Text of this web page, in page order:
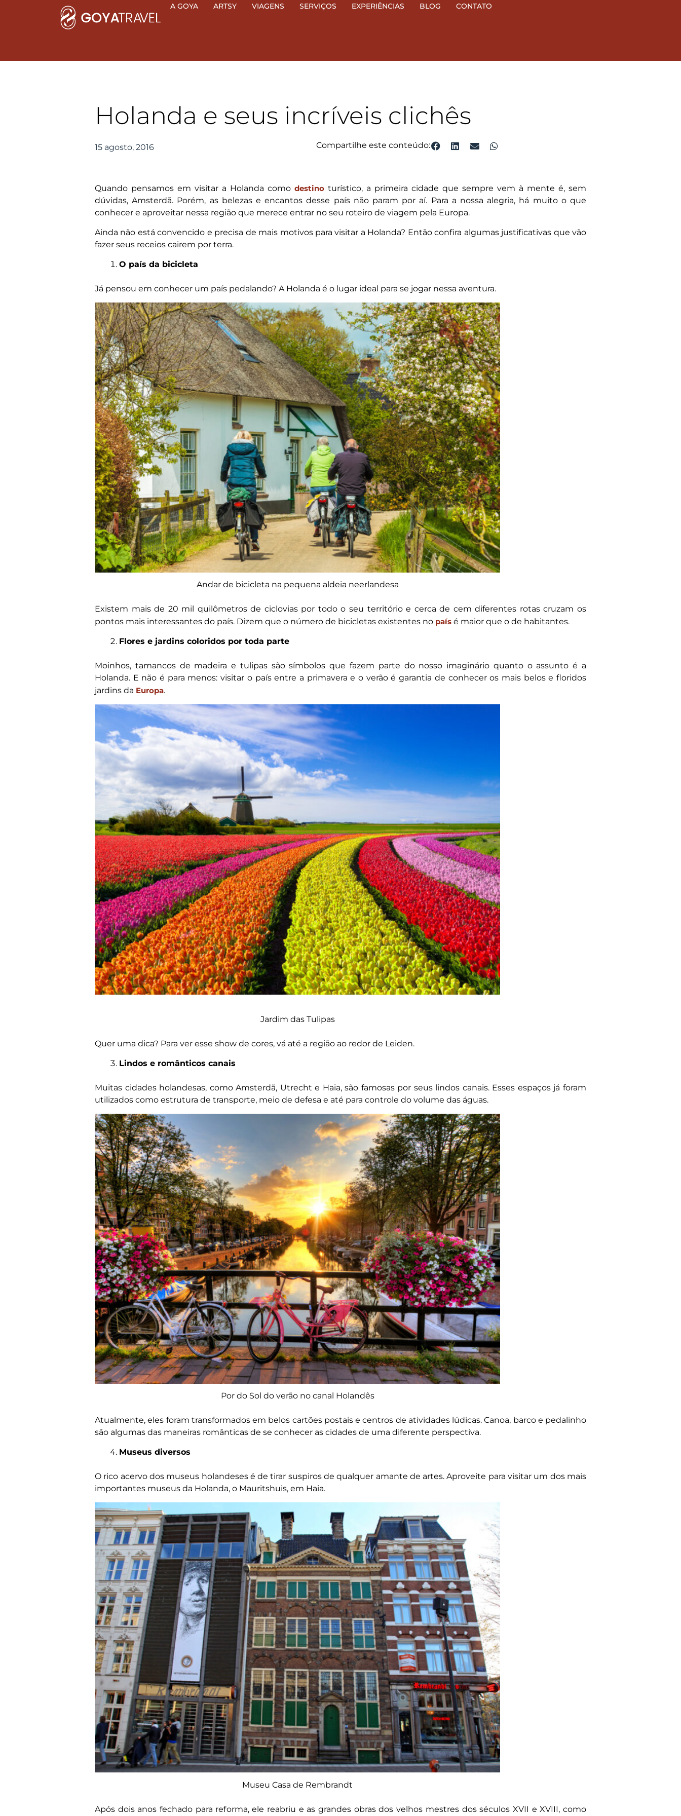
A GOYA ARTSY VIAGENS SERVIÇOS EXPERIÊNCIAS BLOG CONTATO
Holanda e seus incríveis clichês
15 agosto, 2016 Compartilhe este conteúdo:
Quando pensamos em visitar a Holanda como destino turístico, a primeira cidade que sempre vem à mente é, sem
dúvidas, Amsterdã. Porém, as belezas e encantos desse país não param por aí. Para a nossa alegria, há muito o que
conhecer e aproveitar nessa região que merece entrar no seu roteiro de viagem pela Europa.
Ainda não está convencido e precisa de mais motivos para visitar a Holanda? Então confira algumas justificativas que vão
fazer seus receios cairem por terra.
O país da bicicleta
Já pensou em conhecer um país pedalando? A Holanda é o lugar ideal para se jogar nessa aventura.
Andar de bicicleta na pequena aldeia neerlandesa
Existem mais de 20 mil quilômetros de ciclovias por todo o seu território e cerca de cem diferentes rotas cruzam os
pontos mais interessantes do país. Dizem que o número de bicicletas existentes no país é maior que o de habitantes.
Flores e jardins coloridos por toda parte
Moinhos, tamancos de madeira e tulipas são símbolos que fazem parte do nosso imaginário quanto o assunto é a
Holanda. E não é para menos: visitar o país entre a primavera e o verão é garantia de conhecer os mais belos e floridos
jardins da Europa.
Jardim das Tulipas
Quer uma dica? Para ver esse show de cores, vá até a região ao redor de Leiden.
Lindos e românticos canais
Muitas cidades holandesas, como Amsterdã, Utrecht e Haia, são famosas por seus lindos canais. Esses espaços já foram
utilizados como estrutura de transporte, meio de defesa e até para controle do volume das águas.
Por do Sol do verão no canal Holandês
Atualmente, eles foram transformados em belos cartões postais e centros de atividades lúdicas. Canoa, barco e pedalinho
são algumas das maneiras românticas de se conhecer as cidades de uma diferente perspectiva.
Museus diversos
O rico acervo dos museus holandeses é de tirar suspiros de qualquer amante de artes. Aproveite para visitar um dos mais
importantes museus da Holanda, o Mauritshuis, em Haia.
Museu Casa de Rembrandt
Após dois anos fechado para reforma, ele reabriu e as grandes obras dos velhos mestres dos séculos XVII e XVIII, como